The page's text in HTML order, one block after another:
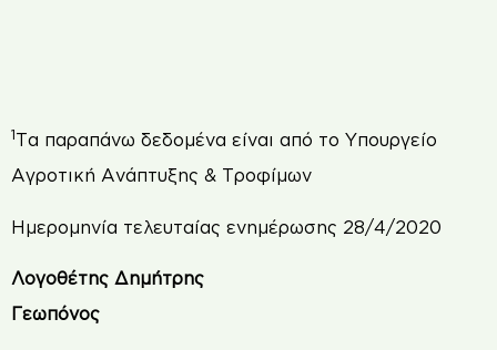
1Τα παραπάνω δεδομένα είναι από το Υπουργείο
Αγροτική Ανάπτυξης & Τροφίμων
Ημερομηνία τελευταίας ενημέρωσης 28/4/2020
Λογοθέτης Δημήτρης
Γεωπόνος